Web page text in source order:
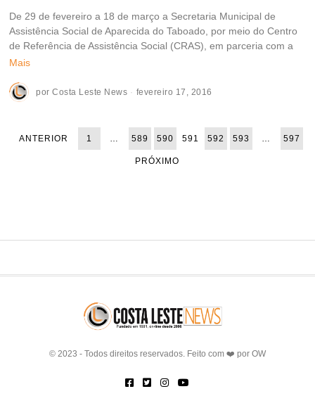
De 29 de fevereiro a 18 de março a Secretaria Municipal de
Assistência Social de Aparecida do Taboado, por meio do Centro
de Referência de Assistência Social (CRAS), em parceria com a
Mais
porCosta Leste News fevereiro 17, 2016
ANTERIOR 1 589 590 591 592 593 597
PRÓXIMO
© 2023 - Todos direitos reservados. Feito com ❤️ por OW